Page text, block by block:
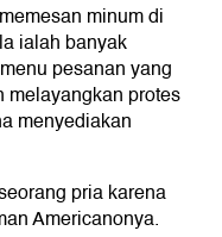
minum di
ialah banyak
pesanan yang
melayangkan protes
menyediakan
pria karena
Americanonya.